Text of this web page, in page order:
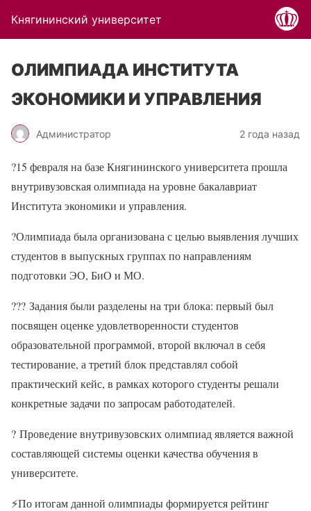
Княгининский университет
ОЛИМПИАДА ИНСТИТУТА
ЭКОНОМИКИ И УПРАВЛЕНИЯ
Администратор 2 года назад
?15 февраля на базе Княгининского университета прошла
внутривузовская олимпиада на уровне бакалавриат
Института экономики и управления.
?Олимпиада была организована с целью выявления лучших
студентов в выпускных группах по направлениям
подготовки ЭО, БиО и МО.
?‍?? Задания были разделены на три блока: первый был
посвящен оценке удовлетворенности студентов
образовательной программой, второй включал в себя
тестирование, а третий блок представлял собой
практический кейс, в рамках которого студенты решали
конкретные задачи по запросам работодателей.
? Проведение внутривузовских олимпиад является важной
составляющей системы оценки качества обучения в
университете.
⚡По итогам данной олимпиады формируется рейтинг